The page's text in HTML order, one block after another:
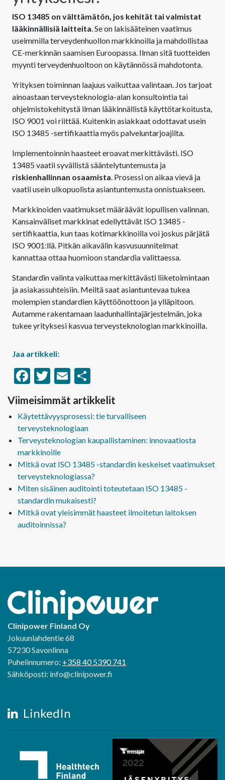
ISO 13485 on välttämätön, jos kehität tai valmistat
lääkinnällisiä laitteita. Se on lakisääteinen vaatimus
useimmilla terveydenhuollon markkinoilla ja mahdollistaa
CE-merkinnän saamisen Euroopassa. Ilman sitä tuotteiden
myynti terveydenhuoltoon on käytännössä mahdotonta.
Yrityksen toiminnan laajuus vaikuttaa valintaan. Jos tarjoat
ainoastaan terveysteknologia-alan konsultointia tai
ohjelmistokehitystä ilman lääkinnällistä käyttötarkoitusta,
ISO 9001 voi riittää. Kuitenkin asiakkaat odottavat usein
ISO 13485 -sertifikaattia myös palveluntarjoajilta.
Implementoinnin haasteet eroavat merkittävästi. ISO
13485 vaatii syvällistä sääntelytuntemusta ja
riskienhallinnan osaamista. Prosessi on aikaa vievä ja
vaatii usein ulkopuolista asiantuntemusta onnistuakseen.
Markkinoiden vaatimukset määräävät lopullisen valinnan.
Kansainväliset markkinat edellyttävät ISO 13485 -
sertifikaattia, kun taas kotimarkkinoilla voi joskus pärjätä
ISO 9001:llä. Pitkän aikavälin kasvusuunnitelmat
kannattaa ottaa huomioon standardia valittaessa.
Standardin valinta vaikuttaa merkittävästi liiketoimintaan
ja asiakassuhteisiin. Meiltä saat asiantuntevaa tukea
molempien standardien käyttöönottoon ja ylläpitoon.
Autamme rakentamaan laadunhallintajärjestelmän, joka
tukee yrityksesi kasvua terveysteknologian markkinoilla.
Jaa artikkeli:
Facebook
Twitter
Email
Viimeisimmät artikkelit
Käytettävyysprosessi: tie turvalliseen
terveysteknologiaan
Terveysteknologian kaupallistaminen: innovaatiosta
markkinoille
Mitkä ovat ISO 13485 -standardin keskeiset vaatimukset
terveysteknologiassa?
Miten sisäinen auditointi toteutetaan ISO 13485 -
standardin mukaisesti?
Mitkä ovat yleisimmät haasteet ilmoitetun laitoksen
auditoinnissa?
LinkedIn
Clinipower Finland Oy
Jokuunlahdentie 68
57230 Savonlinna
Puhelinnumero: +358 40 5390 741
Sähköposti: info@clinipower.fi